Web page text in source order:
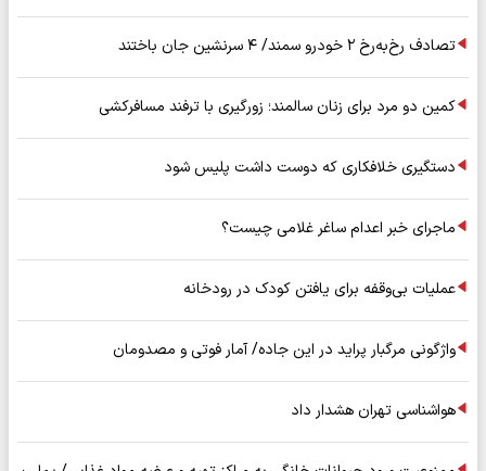
تصادف رخ‌به‌رخ ۲ خودرو سمند/ ۴ سرنشین جان باختند
کمین دو مرد برای زنان سالمند؛ زورگیری با ترفند مسافرکشی
دستگیری خلافکاری که دوست داشت پلیس شود
ماجرای خبر اعدام ساغر غلامی چیست؟
عملیات بی‌وقفه برای یافتن کودک در رودخانه
واژگونی مرگبار پراید در این جاده/ آمار فوتی و مصدومان
هواشناسی تهران هشدار داد